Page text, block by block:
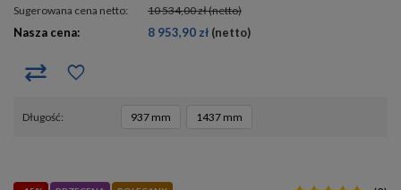
Sugerowana cena netto:
10 534,00 zł(netto)
Nasza cena: 8 953,90 zł (netto)
długość 937 mm 1437 mm